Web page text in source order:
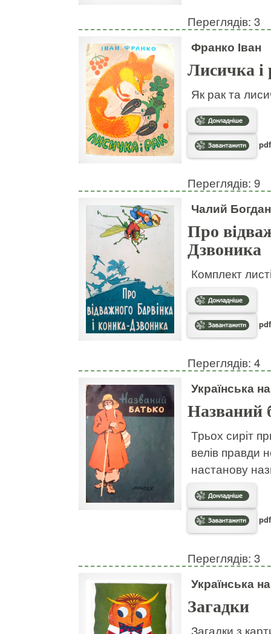
Переглядів: 3
Франко Іван
Лисичка і
Як рак та
Переглядів: 9
Чалий
Про
Дзвоника
Комплект
Переглядів: 4
Українська
Названий
Трьох сиріт
велів правди
настанову
Переглядів: 3
Українська
Загадки
Загадки з